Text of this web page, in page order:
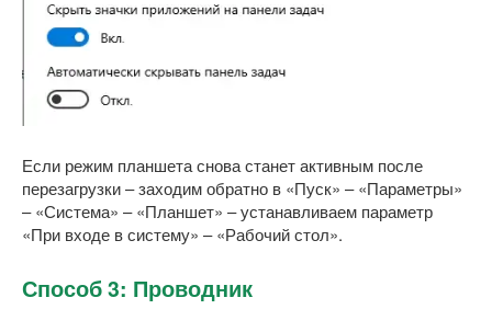
Если режим планшета снова станет активным после
перезагрузки – заходим обратно в «Пуск» – «Параметры»
– «Система» – «Планшет» – устанавливаем параметр
«При входе в систему» – «Рабочий стол».
Способ 3: Проводник